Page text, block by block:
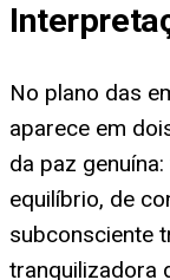
No plano das
aparece em
da paz
equilíbrio, de
subconsciente
tranquilizadora